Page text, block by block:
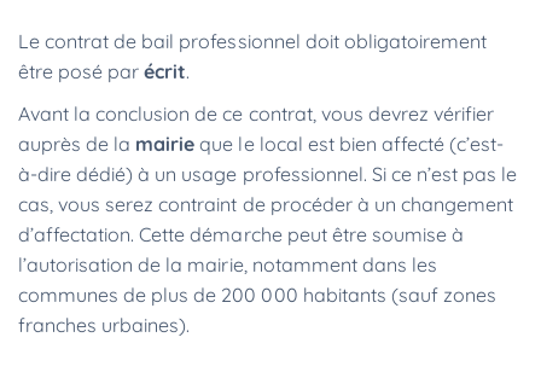
Le contrat de bail professionnel doit obligatoirement
être posé par écrit.
Avant la conclusion de ce contrat, vous devrez vérifier
auprès de la mairieque le local est bien affecté (c’est-
à-dire dédié) à un usage professionnel. Si ce n’est pas le
cas, vous serez contraint de procéder à un changement
d’affectation. Cette démarche peut être soumise à
l’autorisation de la mairie, notamment dans les
communes de plus de 200 000 habitants (sauf zones
franches urbaines).